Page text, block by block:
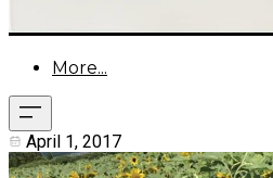
More...
April 1, 2017